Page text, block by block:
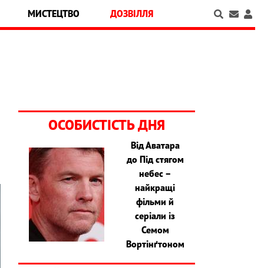
МИСТЕЦТВО ДОЗВІЛЛЯ
ОСОБИСТІСТЬ ДНЯ
Від Аватара
до Під стягом
небес –
найкращі
фільми й
серіали із
Семом
Вортінґтоном